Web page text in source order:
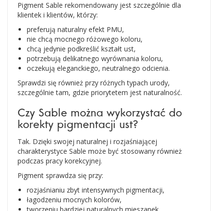
Pigment Sable rekomendowany jest szczególnie dla
klientek i klientów, którzy:
preferują naturalny efekt PMU,
nie chcą mocnego różowego koloru,
chcą jedynie podkreślić kształt ust,
potrzebują delikatnego wyrównania koloru,
oczekują eleganckiego, neutralnego odcienia.
Sprawdzi się również przy różnych typach urody,
szczególnie tam, gdzie priorytetem jest naturalność.
Czy Sable można wykorzystać do
korekty pigmentacji ust?
Tak. Dzięki swojej naturalnej i rozjaśniającej
charakterystyce Sable może być stosowany również
podczas pracy korekcyjnej.
Pigment sprawdza się przy:
rozjaśnianiu zbyt intensywnych pigmentacji,
łagodzeniu mocnych kolorów,